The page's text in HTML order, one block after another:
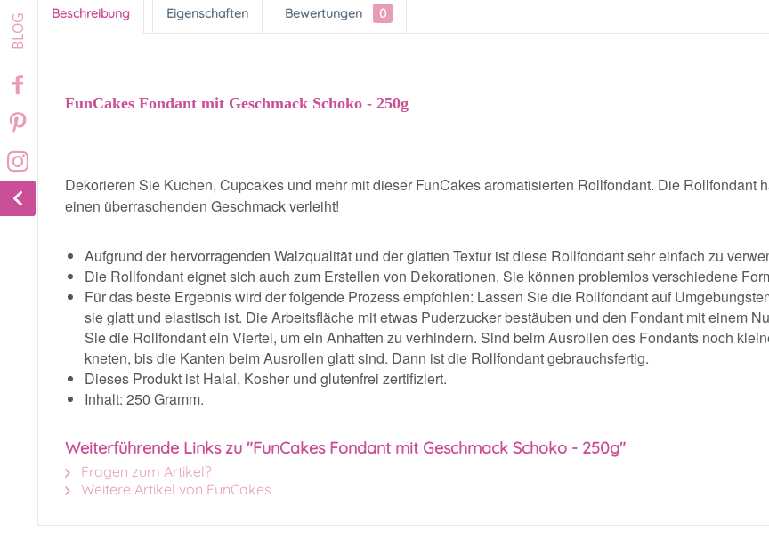
Beschreibung Eigenschaften Bewertungen 0
FunCakes Fondant mit Geschmack Schoko - 250g
Dekorieren Sie Kuchen, Cupcakes und mehr mit dieser FunCakes aromatisierten Rollfondant. Die Rollfondant
einen überraschenden Geschmack verleiht!
Aufgrund der hervorragenden Walzqualität und der glatten Textur ist diese Rollfondant sehr einfach zu
Die Rollfondant eignet sich auch zum Erstellen von Dekorationen. Sie können problemlos verschiedene
Für das beste Ergebnis wird der folgende Prozess empfohlen: Lassen Sie die Rollfondant auf
sie glatt und elastisch ist. Die Arbeitsfläche mit etwas Puderzucker bestäuben und den Fondant mit einem
Sie die Rollfondant ein Viertel, um ein Anhaften zu verhindern. Sind beim Ausrollen des Fondants noch
kneten, bis die Kanten beim Ausrollen glatt sind. Dann ist die Rollfondant gebrauchsfertig.
Dieses Produkt ist Halal, Kosher und glutenfrei zertifiziert.
Inhalt: 250 Gramm.
Weiterführende Links zu "FunCakes Fondant mit Geschmack Schoko - 250g"
Fragen zum Artikel?
Weitere Artikel von FunCakes